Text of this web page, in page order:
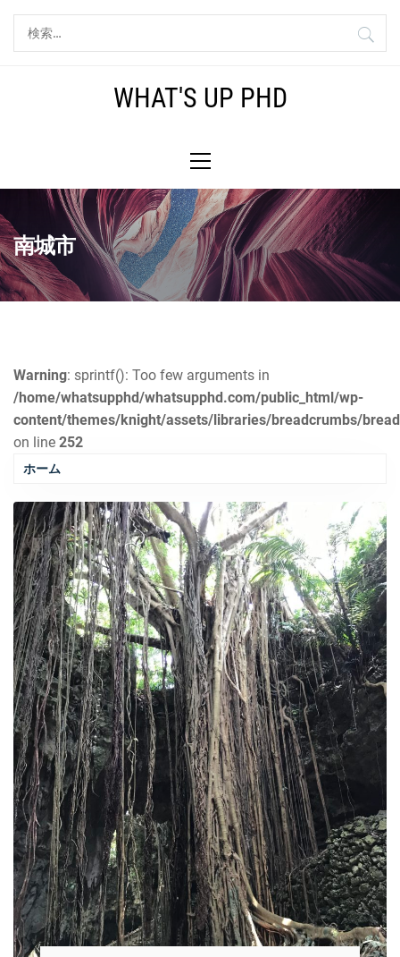
ッ
プ
索:
WHAT'S UP PHD
イ
メ
ニ
ュ
ー
南城市
Warning: sprintf(): Too few arguments in
/home/whatsupphd/whatsupphd.com/public_html/wp-
content/themes/knight/assets/libraries/breadcrumbs/
on line 252
ホーム